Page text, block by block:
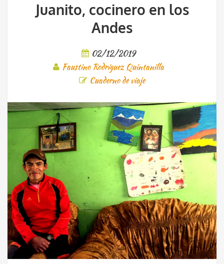
Juanito, cocinero en los
Andes
02/12/2019
Faustino Rodríguez Quintanilla
Cuaderno de viaje